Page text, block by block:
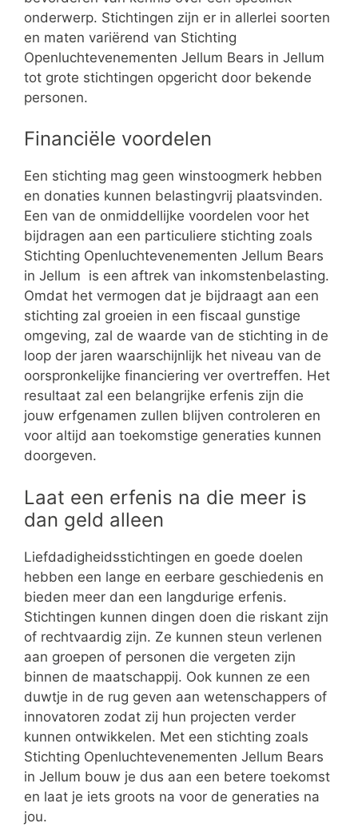
onderwerp. Stichtingen zijn er in allerlei soorten
en maten variërend van Stichting
Openluchtevenementen Jellum Bears in Jellum
tot grote stichtingen opgericht door bekende
personen.
Financiële voordelen
Een stichting mag geen winstoogmerk hebben
en donaties kunnen belastingvrij plaatsvinden.
Een van de onmiddellijke voordelen voor het
bijdragen aan een particuliere stichting zoals
Stichting Openluchtevenementen Jellum Bears
in Jellum is een aftrek van inkomstenbelasting.
Omdat het vermogen dat je bijdraagt aan een
stichting zal groeien in een fiscaal gunstige
omgeving, zal de waarde van de stichting in de
loop der jaren waarschijnlijk het niveau van de
oorspronkelijke financiering ver overtreffen. Het
resultaat zal een belangrijke erfenis zijn die
jouw erfgenamen zullen blijven controleren en
voor altijd aan toekomstige generaties kunnen
doorgeven.
Laat een erfenis na die meer is
dan geld alleen
Liefdadigheidsstichtingen en goede doelen
hebben een lange en eerbare geschiedenis en
bieden meer dan een langdurige erfenis.
Stichtingen kunnen dingen doen die riskant zijn
of rechtvaardig zijn. Ze kunnen steun verlenen
aan groepen of personen die vergeten zijn
binnen de maatschappij. Ook kunnen ze een
duwtje in de rug geven aan wetenschappers of
innovatoren zodat zij hun projecten verder
kunnen ontwikkelen. Met een stichting zoals
Stichting Openluchtevenementen Jellum Bears
in Jellum bouw je dus aan een betere toekomst
en laat je iets groots na voor de generaties na
jou.